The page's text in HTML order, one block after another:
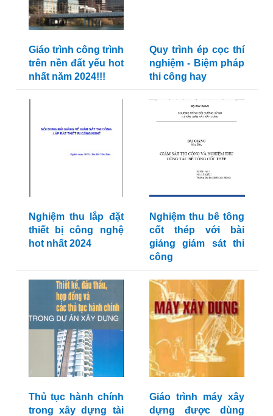
Giáo trình công trình
trên nền đất yếu hot
nhất năm 2024!!!
Quy trình ép cọc thí
nghiệm - Biệm pháp
thi công hay
Nghiệm thu lắp đặt
thiết bị công nghệ
hot nhất 2024
Nghiệm thu bê tông
cốt thép với bài
giảng giám sát thi
công
Thủ tục hành chính
trong xây dựng tài
Giáo trình máy xây
dựng được dùng